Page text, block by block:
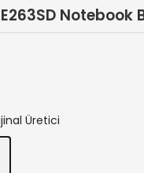
Notebook
Üretici